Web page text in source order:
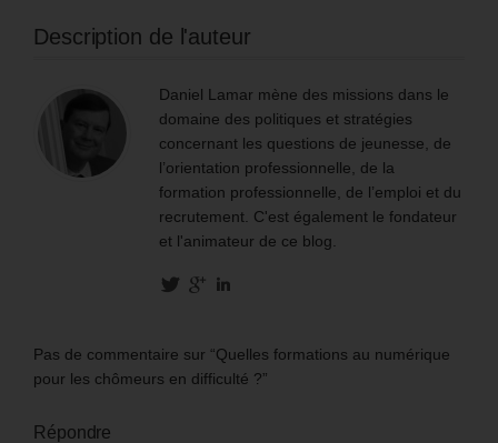
Description de l'auteur
Daniel Lamar mène des missions dans le
domaine des politiques et stratégies
concernant les questions de jeunesse, de
l’orientation professionnelle, de la
formation professionnelle, de l’emploi et du
recrutement. C'est également le fondateur
et l'animateur de ce blog.
Pas de commentaire sur “Quelles formations au numérique
pour les chômeurs en difficulté ?”
Répondre